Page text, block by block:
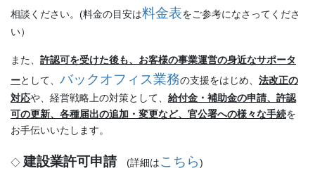
相談ください。(料金の目安は料金表をご参考になさってくださ
い）
また、 許認可を受けた後も、お客様の事業運営の身近なサポータ
ーとして、 バックオフィス業務の支援をはじめ、 法改正の
対応や、経営戦略上の対策として、 給付金・補助金の申請、許認
可の更新、各種届出の追加・変更など、官公署への様々な手続を
お手伝いいたします。
◇ 建設業許可申請(詳細はこちら)